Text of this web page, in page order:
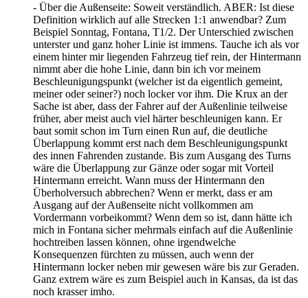
- Über die Außenseite: Soweit verständlich. ABER: Ist diese
Definition wirklich auf alle Strecken 1:1 anwendbar? Zum
Beispiel Sonntag, Fontana, T1/2. Der Unterschied zwischen
unterster und ganz hoher Linie ist immens. Tauche ich als vor
einem hinter mir liegenden Fahrzeug tief rein, der Hintermann
nimmt aber die hohe Linie, dann bin ich vor meinem
Beschleunigungspunkt (welcher ist da eigentlich gemeint,
meiner oder seiner?) noch locker vor ihm. Die Krux an der
Sache ist aber, dass der Fahrer auf der Außenlinie teilweise
früher, aber meist auch viel härter beschleunigen kann. Er
baut somit schon im Turn einen Run auf, die deutliche
Überlappung kommt erst nach dem Beschleunigungspunkt
des innen Fahrenden zustande. Bis zum Ausgang des Turns
wäre die Überlappung zur Gänze oder sogar mit Vorteil
Hintermann erreicht. Wann muss der Hintermann den
Überholversuch abbrechen? Wenn er merkt, dass er am
Ausgang auf der Außenseite nicht vollkommen am
Vordermann vorbeikommt? Wenn dem so ist, dann hätte ich
mich in Fontana sicher mehrmals einfach auf die Außenlinie
hochtreiben lassen können, ohne irgendwelche
Konsequenzen fürchten zu müssen, auch wenn der
Hintermann locker neben mir gewesen wäre bis zur Geraden.
Ganz extrem wäre es zum Beispiel auch in Kansas, da ist das
noch krasser imho.